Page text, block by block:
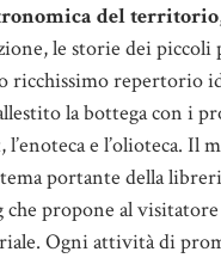
del territorio
le storie dei
ricchissimo repertorio
la bottega con i
e l’olioteca. Il
portante della
propone al visitatore
Ogni attività di